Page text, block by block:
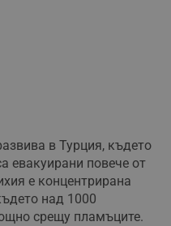
в Турция, където
евакуирани повече от
е концентрирана
над 1000
срещу пламъците.